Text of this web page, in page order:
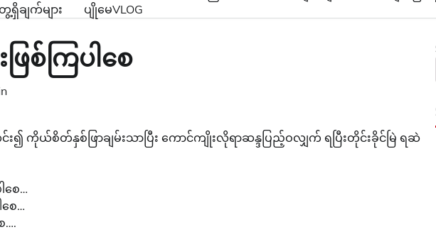
ချက်များ ပျိုမေVLOG
ြစ်ကြပါစေ
၍ ကိုယ်စိတ်နှစ်ဖြာချမ်းသာပြီး ကောင်ကျိုးလိုရာဆန္ဒပြည့်ဝလျှက် ရပြီးတိုင်းခိုင်မြဲ ရဆဲ
စေ…
စေ…
….